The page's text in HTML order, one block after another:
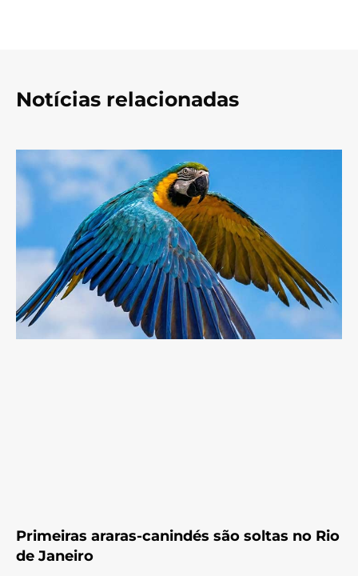
Notícias relacionadas
Primeiras araras-canindés são soltas no Rio
de Janeiro